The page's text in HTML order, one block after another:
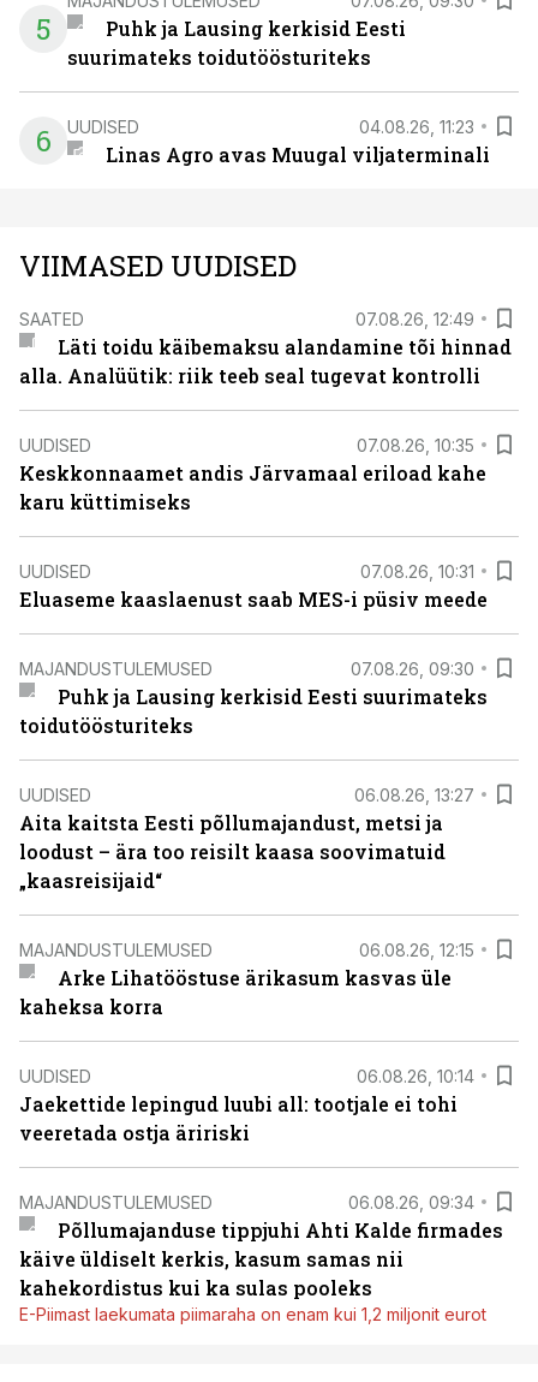
5
Puhk ja Lausing kerkisid Eesti
suurimateks toidutöösturiteks
6 UUDISED 04.08.26, 11:23
Linas Agro avas Muugal viljaterminali
VIIMASED UUDISED
SAATED 07.08.26, 12:49
Läti toidu käibemaksu alandamine tõi hinnad
alla. Analüütik: riik teeb seal tugevat kontrolli
UUDISED 07.08.26, 10:35
Keskkonnaamet andis Järvamaal eriload kahe
karu küttimiseks
UUDISED 07.08.26, 10:31
Eluaseme kaaslaenust saab MES-i püsiv meede
MAJANDUSTULEMUSED 07.08.26, 09:30
Puhk ja Lausing kerkisid Eesti suurimateks
toidutöösturiteks
UUDISED 06.08.26, 13:27
Aita kaitsta Eesti põllumajandust, metsi ja
loodust – ära too reisilt kaasa soovimatuid
„kaasreisijaid“
MAJANDUSTULEMUSED 06.08.26, 12:15
Arke Lihatööstuse ärikasum kasvas üle
kaheksa korra
UUDISED 06.08.26, 10:14
Jaekettide lepingud luubi all: tootjale ei tohi
veeretada ostja äririski
MAJANDUSTULEMUSED 06.08.26, 09:34
Põllumajanduse tippjuhi Ahti Kalde firmades
käive üldiselt kerkis, kasum samas nii
kahekordistus kui ka sulas pooleks
E-Piimast laekumata piimaraha on enam kui 1,2 miljonit eurot